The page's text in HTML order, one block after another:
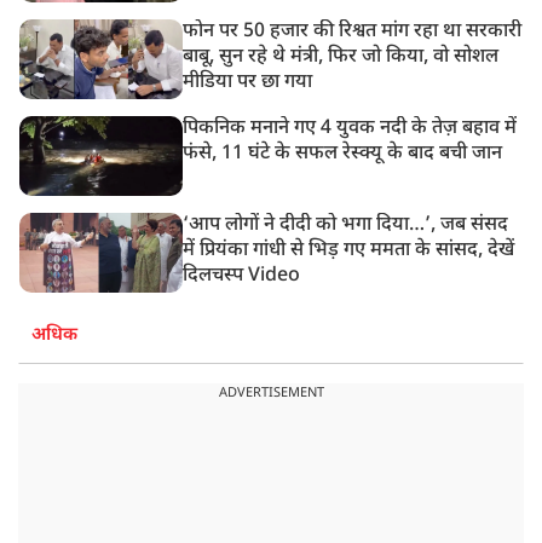
फोन पर 50 हजार की रिश्वत मांग रहा था सरकारी
बाबू, सुन रहे थे मंत्री, फिर जो किया, वो सोशल
मीडिया पर छा गया
पिकनिक मनाने गए 4 युवक नदी के तेज़ बहाव में
फंसे, 11 घंटे के सफल रेस्क्यू के बाद बची जान
‘आप लोगों ने दीदी को भगा दिया…’, जब संसद
में प्रियंका गांधी से भिड़ गए ममता के सांसद, देखें
दिलचस्प Video
अधिक
ADVERTISEMENT